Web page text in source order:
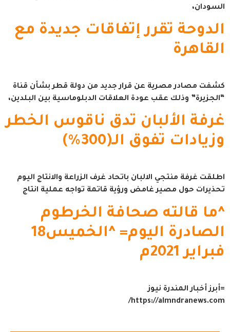
السودان،
الدوحة تقرر إتفاقات جديدة مع
القاهرة
كشفت مصادر مصرية عن قرار جديد من دولة قطر بشأن قناة
“الجزيرة” وذلك عقب عودة العلاقات الدبلوماسية بين البلدين،
غرفة الألبان تدق ناقوس الخطر
وزيادات تفوق الـ(300%)
اطلقت غرفة منتجي الالبان باتحاد غرف الزراعة والانتاج اليوم
تحذيرات حول مصير غامض ورؤية قاتمة تواجه عملية انتاج
^ما قالته صحافة الخرطوم
الصادرة اليوم= ^الخميس18
فبراير 2021م
=أبرز أخبار المندرة نيوز
https://almndranews.com/